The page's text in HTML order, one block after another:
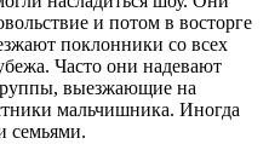
и потом в восторге
поклонники со всех
Часто они надевают
выезжающие на
мальчишника. Иногда
семьями.